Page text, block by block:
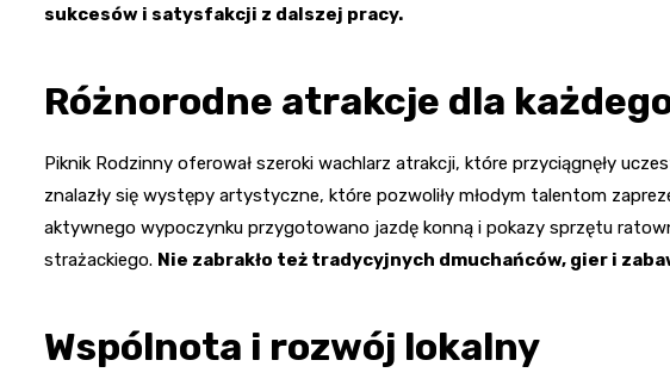
sukcesów i satysfakcji z dalszej pracy.
Różnorodne atrakcje dla
Piknik Rodzinny oferował szeroki wachlarz atrakcji, które przyciągnęły
znalazły się występy artystyczne, które pozwoliły młodym talentom
aktywnego wypoczynku przygotowano jazdę konną i pokazy sprzętu
strażackiego. Nie zabrakło też tradycyjnych dmuchańców, gier i
Wspólnota i rozwój lokalny